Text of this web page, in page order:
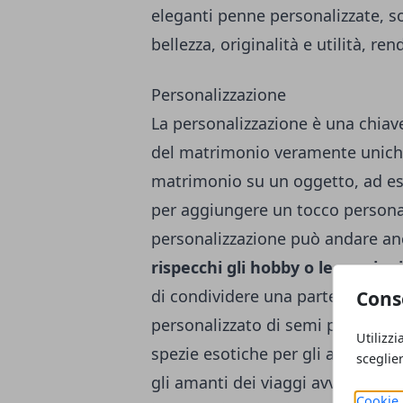
eleganti penne personalizzate,
bellezza, originalità e utilità,
Personalizzazione
La personalizzazione è una
del matrimonio veramente
matrimonio su un oggetto, ad
per aggiungere un tocco
personalizzazione può andare
rispecchi gli hobby o le
di condividere una parte di sé
personalizzato di semi per
spezie esotiche per gli
gli amanti dei viaggi